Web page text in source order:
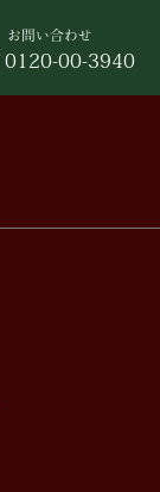
お問い合わせ
0120-00-3940